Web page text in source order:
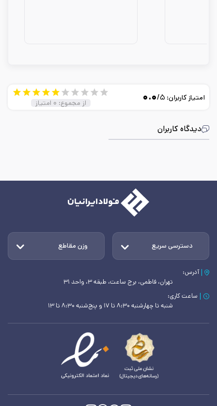
دیدگاه کاربران
امتیاز کاربران: ۰.۰/۵
از مجموع: ۰ امتیاز
دسترسی سریع وزن مقاطع
آدرس:
تهران، فاطمی، برج ساعت، طبقه ۳، واحد ۳۱
ساعت کاری:
شنبه تا چهارشنبه ۸:۳۰ تا ۱۷ و پنج‌شنبه ۸:۳۰ تا ۱۳